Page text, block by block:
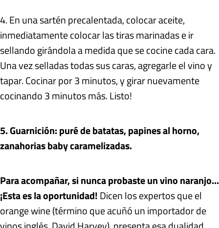
4. En una sartén precalentada, colocar aceite,
inmediatamente colocar las tiras marinadas e ir
sellando girándola a medida que se cocine cada cara.
Una vez selladas todas sus caras, agregarle el vino y
tapar. Cocinar por 3 minutos, y girar nuevamente
cocinando 3 minutos más. Listo!
5. Guarnición: puré de batatas, papines al horno,
zanahorias baby caramelizadas.
Para acompañar, si nunca probaste un vino naranjo...
¡Esta es la oportunidad!Dicen los expertos que el
orange wine (término que acuñó un importador de